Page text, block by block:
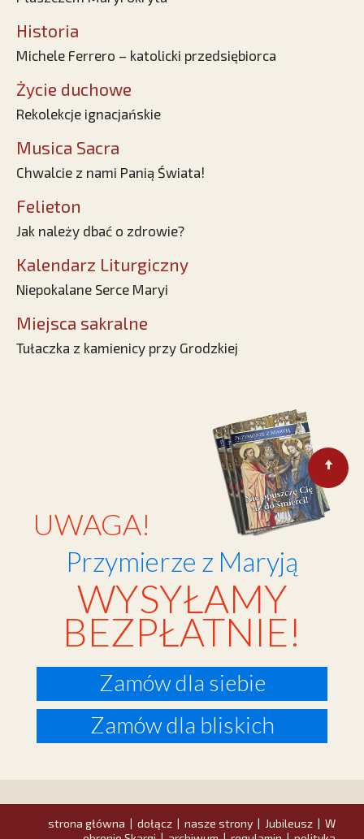
Historia
Michele Ferrero – katolicki przedsiębiorca
Życie duchowe
Rekolekcje ignacjańskie
Musica Sacra
Chwalcie z nami Panią Świata!
Felieton
Jak należy dbać o zdrowie?
Kalendarz Liturgiczny
Niepokalane Serce Maryi
Miejsca sakralne
Tułaczka z kamienicy przy Grodzkiej
UWAGA!
Przymierze z Maryją
WYSYŁAMY
BEZPŁATNIE!
Zamów dla siebie
Zamów dla bliskich
strona główna dołącz nasze strony Jubileusz
W